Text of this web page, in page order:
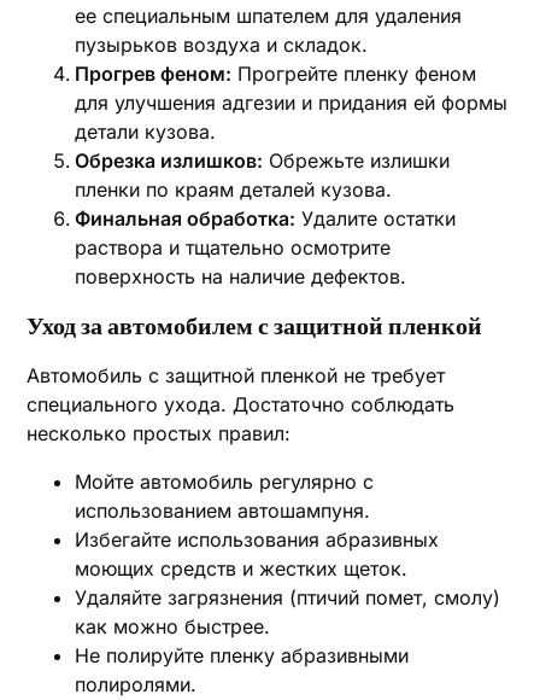
ее специальным шпателем для удаления
пузырьков воздуха и складок.
Прогрев феном: Прогрейте пленку феном
для улучшения адгезии и придания ей формы
детали кузова.
Обрезка излишков: Обрежьте излишки
пленки по краям деталей кузова.
Финальная обработка: Удалите остатки
раствора и тщательно осмотрите
поверхность на наличие дефектов.
Уход за автомобилем с защитной пленкой
Автомобиль с защитной пленкой не требует
специального ухода. Достаточно соблюдать
несколько простых правил:
Мойте автомобиль регулярно с
использованием автошампуня.
Избегайте использования абразивных
моющих средств и жестких щеток.
Удаляйте загрязнения (птичий помет, смолу)
как можно быстрее.
Не полируйте пленку абразивными
полиролями.